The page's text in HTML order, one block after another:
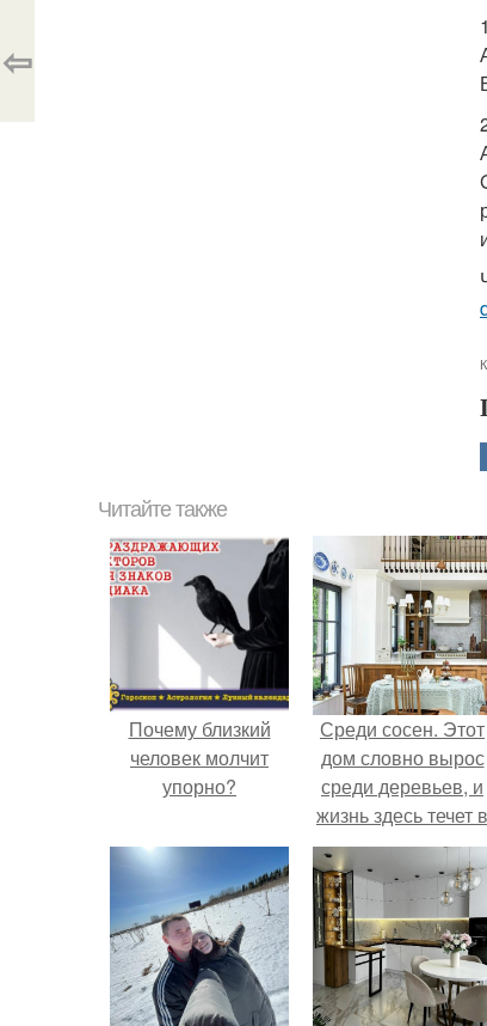
⇦
Читайте также
Почему близкий
человек молчит
упорно?
Среди сосен. Этот
дом словно вырос
среди деревьев, и
жизнь здесь течет в
собственном
- спокойно, без
спешки и лишнего
шума.